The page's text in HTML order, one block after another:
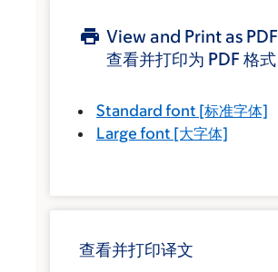
View and Print as PDF
查看并打印为 PDF 格式
Standard font [标准字体]
Large font [大字体]
查看并打印译文